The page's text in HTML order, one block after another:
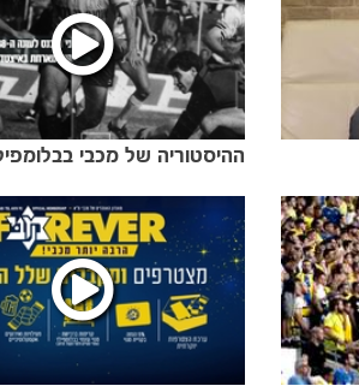
ההיסטוריה של מכבי